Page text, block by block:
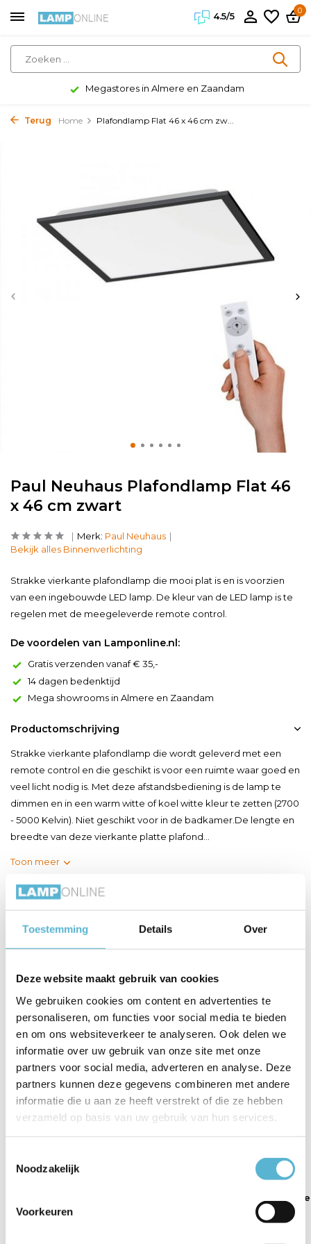
Toestemming Details Over
Deze website maakt gebruik van cookies
We gebruiken cookies om content en advertenties te
personaliseren, om functies voor social media te bieden
en om ons websiteverkeer te analyseren. Ook delen we
informatie over uw gebruik van onze site met onze
partners voor social media, adverteren en analyse. Deze
partners kunnen deze gegevens combineren met andere
informatie die u aan ze heeft verstrekt of die ze hebben
verzameld op basis van uw gebruik van hun services.
Noodzakelijk
Voorkeuren
4.5/5
0
Megastores in Almere en Zaandam
Terug Home Plafondlamp Flat 46 x 46 cm zw...
Paul Neuhaus Plafondlamp Flat 46
x 46 cm zwart
Merk: Paul Neuhaus
Bekijk alles Binnenverlichting
Strakke vierkante plafondlamp die mooi plat is en is voorzien
van een ingebouwde LED lamp. De kleur van de LED lamp is te
regelen met de meegeleverde remote control.
De voordelen van Lamponline.nl:
Gratis verzenden vanaf € 35,-
14 dagen bedenktijd
Mega showrooms in Almere en Zaandam
Productomschrijving
Strakke vierkante plafondlamp die wordt geleverd met een
remote control en die geschikt is voor een ruimte waar goed en
veel licht nodig is. Met deze afstandsbediening is de lamp te
dimmen en in een warm witte of koel witte kleur te zetten (2700
- 5000 Kelvin). Niet geschikt voor in de badkamer.De lengte en
breedte van deze vierkante platte plafond...
Toon meer
Artikelnummer
Breedte 45.5 cm
Toon meer
Gerelateerde artikelen:
Plafondlamp Iven
101 x...
LEX -